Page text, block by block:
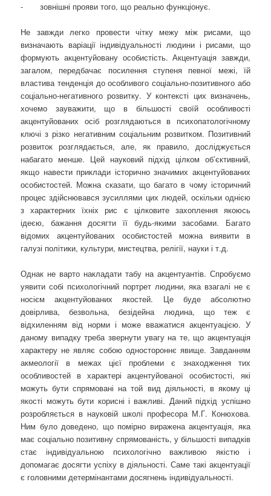
- зовнішні прояви того, що реально функціонує.
Не завжди легко провести чітку межу між рисами, що
визначають варіації індивідуальності людини і рисами, що
формують акцентуйовану особистість. Акцентуація завжди,
загалом, передбачає посилення ступеня певної межі, їй
властива тенденція до особливого соціально-позитивного або
соціально-негативного розвитку. У контексті цих визначень,
хочемо зауважити, що в більшості своїй особливості
акцентуйованих осіб розглядаються в психопатологічному
ключі з різко негативним соціальним розвитком. Позитивний
розвиток розглядається, але, як правило, досліджується
набагато менше. Цей науковий підхід цілком об’єктивний,
якщо навести приклади історично значимих акцентуйованих
особистостей. Можна сказати, що багато в чому історичний
процес здійснювався зусиллями цих людей, оскільки однією
з характерних їхніх рис є цілковите захоплення якоюсь
ідеєю, бажання досягти її будь-якими засобами. Багато
відомих акцентуйованих особистостей можна виявити в
галузі політики, культури, мистецтва, релігії, науки і т.д.
Однак не варто накладати табу на акцентуантів. Спробуємо
уявити собі психологічний портрет людини, яка взагалі не є
носієм акцентуйованих якостей. Це буде абсолютно
довірлива, безвольна, безідейна людина, що теж є
відхиленням від норми і може вважатися акцентуацією. У
даному випадку треба звернути увагу на те, що акцентуація
характеру не являє собою одностороннє явище. Завданням
акмеології в межах цієї проблеми є знаходження тих
особливостей в характері акцентуйованої особистості, які
можуть бути спрямовані на той вид діяльності, в якому ці
якості можуть бути корисні і важливі. Даний підхід успішно
розробляється в науковій школі професора М.Г. Конюхова.
Ним було доведено, що помірно виражена акцентуація, яка
має соціально позитивну спрямованість, у більшості випадків
стає індивідуальною психологічно важливою якістю і
допомагає досягти успіху в діяльності. Саме такі акцентуації
є головними детермінантами досягнень індивідуальності.